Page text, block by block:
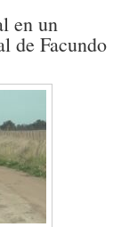
en un
de Facundo